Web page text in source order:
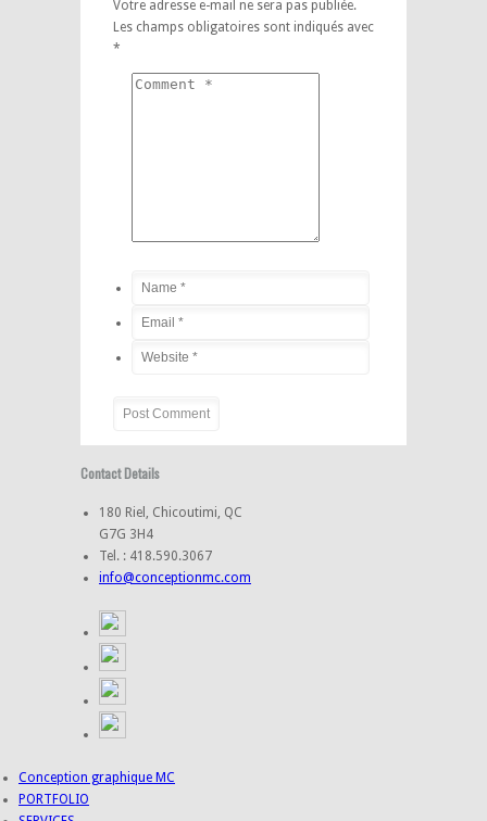
Votre adresse e-mail ne sera pas publiée.
Les champs obligatoires sont indiqués avec
*
Contact Details
180 Riel, Chicoutimi, QC
G7G 3H4
Tel. : 418.590.3067
info@conceptionmc.com
Conception graphique MC
PORTFOLIO